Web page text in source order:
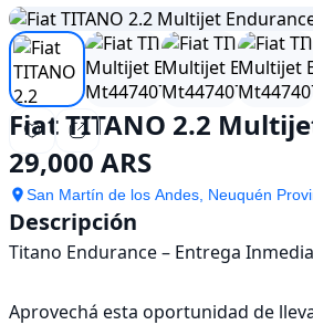
Endurance
4Wd
Mt
En
venta
29,000
ARS
Fiat TITANO 2.2
29,000 ARS
San Martín de los Andes, Neuquén
Descripción
Titano Endurance – Entrega
Aprovechá esta oportunidad de